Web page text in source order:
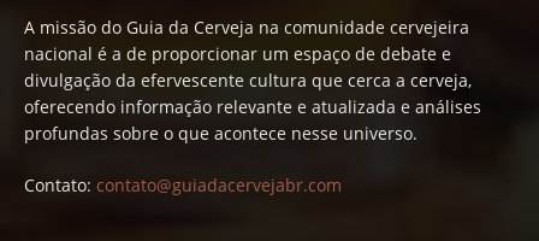
A missão do Guia da Cerveja na comunidade cervejeira
nacional é a de proporcionar um espaço de debate e
divulgação da efervescente cultura que cerca a cerveja,
oferecendo informação relevante e atualizada e análises
profundas sobre o que acontece nesse universo.
Contato: contato@guiadacervejabr.com